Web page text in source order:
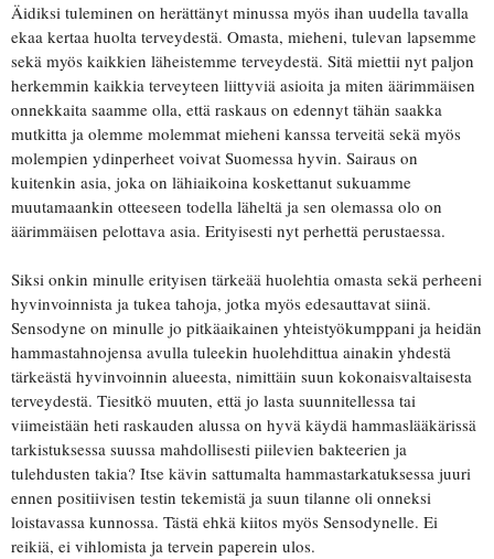
Äidiksi tuleminen on herättänyt minussa myös ihan uudella tavalla
ekaa kertaa huolta terveydestä. Omasta, mieheni, tulevan lapsemme
sekä myös kaikkien läheistemme terveydestä. Sitä miettii nyt paljon
herkemmin kaikkia terveyteen liittyviä asioita ja miten äärimmäisen
onnekkaita saamme olla, että raskaus on edennyt tähän saakka
mutkitta ja olemme molemmat mieheni kanssa terveitä sekä myös
molempien ydinperheet voivat Suomessa hyvin. Sairaus on
kuitenkin asia, joka on lähiaikoina koskettanut sukuamme
muutamaankin otteeseen todella läheltä ja sen olemassa olo on
äärimmäisen pelottava asia. Erityisesti nyt perhettä perustaessa.
Siksi onkin minulle erityisen tärkeää huolehtia omasta sekä perheeni
hyvinvoinnista ja tukea tahoja, jotka myös edesauttavat siinä.
Sensodyne on minulle jo pitkäaikainen yhteistyökumppani ja heidän
hammastahnojensa avulla tuleekin huolehdittua ainakin yhdestä
tärkeästä hyvinvoinnin alueesta, nimittäin suun kokonaisvaltaisesta
terveydestä. Tiesitkö muuten, että jo lasta suunnitellessa tai
viimeistään heti raskauden alussa on hyvä käydä hammaslääkärissä
tarkistuksessa suussa mahdollisesti piilevien bakteerien ja
tulehdusten takia? Itse kävin sattumalta hammastarkatuksessa juuri
ennen positiivisen testin tekemistä ja suun tilanne oli onneksi
loistavassa kunnossa. Tästä ehkä kiitos myös Sensodynelle. Ei
reikiä, ei vihlomista ja tervein paperein ulos.